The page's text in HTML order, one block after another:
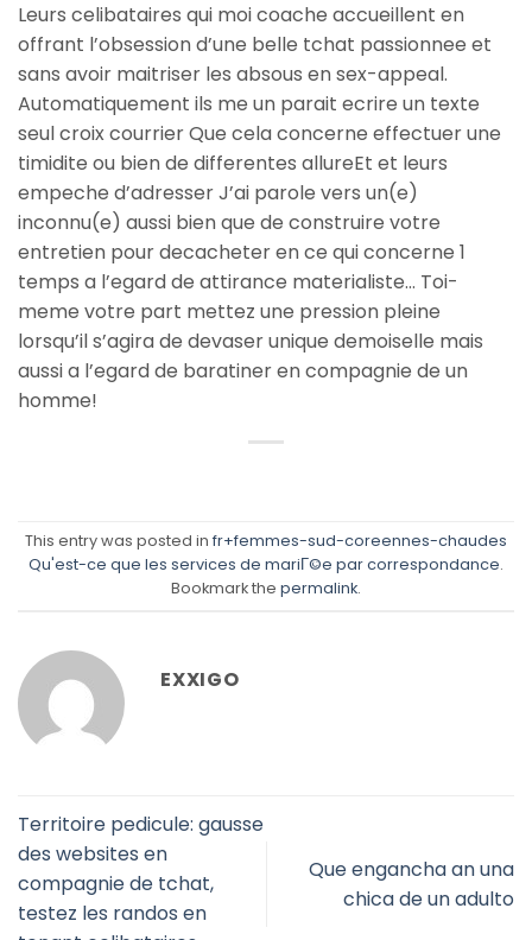
Leurs celibataires qui moi coache accueillent en
offrant l’obsession d’une belle tchat passionnee et
sans avoir maitriser les absous en sex-appeal.
Automatiquement ils me un parait ecrire un texte
seul croix courrier Que cela concerne effectuer une
timidite ou bien de differentes allureEt et leurs
empeche d’adresser J’ai parole vers un(e)
inconnu(e) aussi bien que de construire votre
entretien pour decacheter en ce qui concerne 1
temps a l’egard de attirance materialiste… Toi-
meme votre part mettez une pression pleine
lorsqu’il s’agira de devaser unique demoiselle mais
aussi a l’egard de baratiner en compagnie de un
homme!
This entry was posted in fr+femmes-sud-coreennes-chaudes
Qu'est-ce que les services de mariГ©e par correspondance.
Bookmark the permalink.
EXXIGO
Territoire pedicule: gausse
des websites en
compagnie de tchat,
testez les randos en
Que engancha an una
chica de un adulto